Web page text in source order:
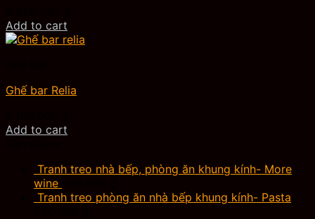
Add to cart
Ghế bar Relia
Add to cart
Tranh treo nhà bếp, phòng ăn khung kính- More
wine
Tranh treo phòng ăn nhà bếp khung kính- Pasta